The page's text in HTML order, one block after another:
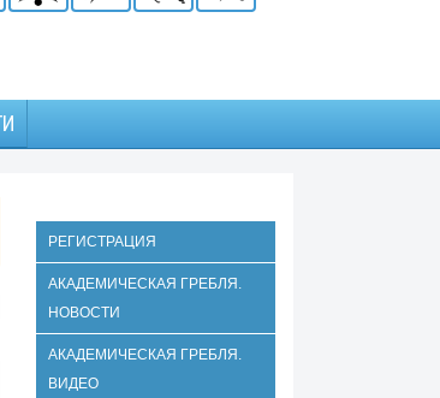
РЕГИСТРАЦИЯ
АКАДЕМИЧЕСКАЯ ГРЕБЛЯ.
НОВОСТИ
АКАДЕМИЧЕСКАЯ ГРЕБЛЯ.
ВИДЕО